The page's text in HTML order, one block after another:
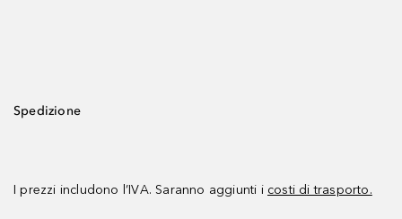
Spedizione
I prezzi includono l’IVA. Saranno aggiunti i costi di trasporto.